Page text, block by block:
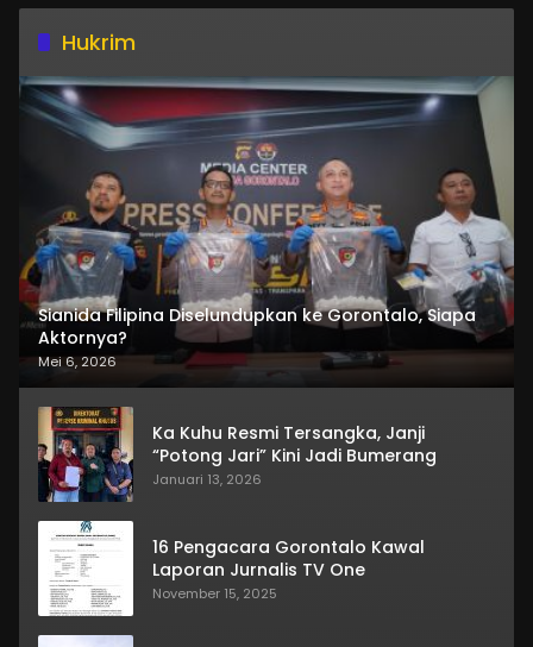
Hukrim
Sianida Filipina Diselundupkan ke Gorontalo, Siapa
Aktornya?
Mei 6, 2026
Ka Kuhu Resmi Tersangka, Janji
“Potong Jari” Kini Jadi Bumerang
Januari 13, 2026
16 Pengacara Gorontalo Kawal
Laporan Jurnalis TV One
November 15, 2025